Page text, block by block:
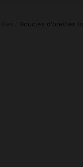
boucles d'oreilles